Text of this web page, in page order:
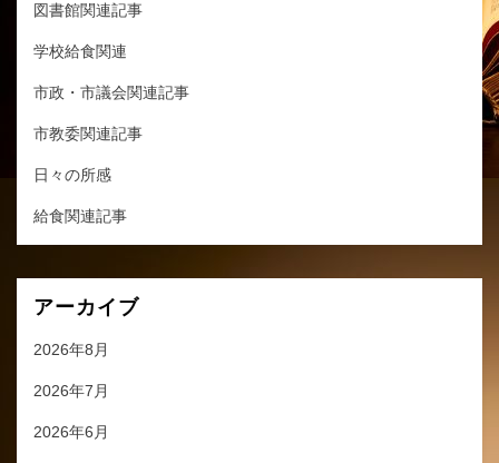
図書館関連記事
学校給食関連
市政・市議会関連記事
市教委関連記事
日々の所感
給食関連記事
アーカイブ
2026年8月
2026年7月
2026年6月